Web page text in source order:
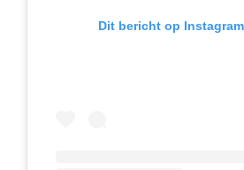
Dit bericht op